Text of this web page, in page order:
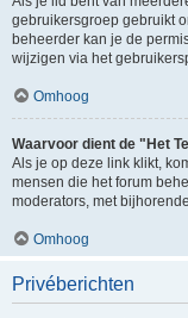
gebruikersgroep gebruikt
beheerder kan je de
wijzigen via het
Omhoog
Waarvoor dient de "Het
Als je op deze link klikt,
mensen die het forum
moderators, met
Omhoog
Privéberichten